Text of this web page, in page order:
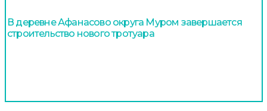
В деревне Афанасово округа Муром завершается
строительство нового тротуара